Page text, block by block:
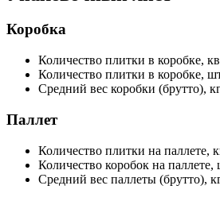
Коробка
Количество плитки в коробке,
Количество плитки в коробке,
Средний вес коробки (брутто),
Паллет
Количество плитки на паллете,
Количество коробок на паллете,
Средний вес паллеты (брутто),